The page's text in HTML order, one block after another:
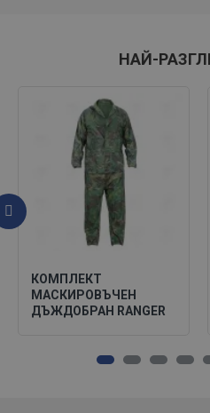
НАЙ-
КОМПЛЕКТ
МАСКИРОВЪЧЕН
ДЪЖДОБРАН RANGER